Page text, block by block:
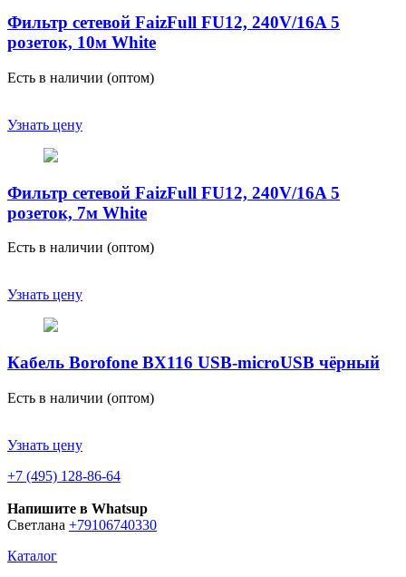
Фильтр сетевой FaizFull FU12, 240V/16A 5
розеток, 10м White
Есть в наличии (оптом)
Узнать цену
Фильтр сетевой FaizFull FU12, 240V/16A 5
розеток, 7м White
Есть в наличии (оптом)
Узнать цену
Кабель Borofone BX116 USB-microUSB чёрный
Есть в наличии (оптом)
Узнать цену
+7 (495) 128-86-64
Напишите в Whatsup
Светлана +79106740330
Каталог